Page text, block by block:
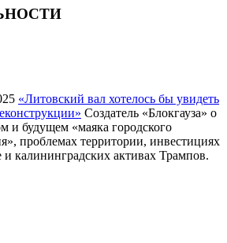
«Литовский вал хотелось бы увидеть
Создатель «Блокгауза» о
и будущем «маяка городского
проблемах территории, инвестициях
и калининградских активах Трампов.